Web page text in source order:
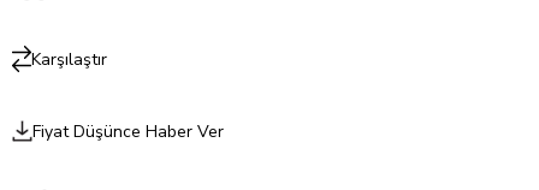
Karşılaştır
Fiyat Düşünce Haber Ver